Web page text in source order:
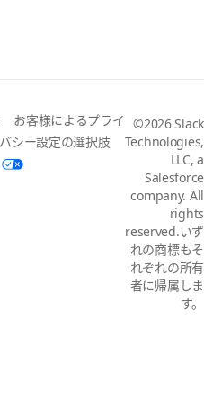
お客様によるプライ
バシー設定の選択肢
©2026 Slack
Technologies,
LLC, a
Salesforce
company. All
rights
reserved.いず
れの商標もそ
れぞれの所有
者に帰属しま
す。